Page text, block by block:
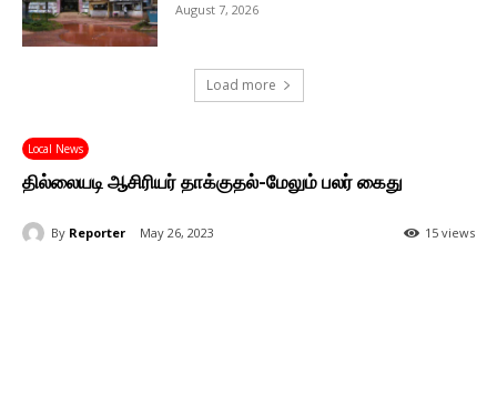
August 7, 2026
Load more
Local News
தில்லையடி ஆசிரியர் தாக்குதல்-மேலும் பலர் கைது
15 views
By Reporter May 26, 2023